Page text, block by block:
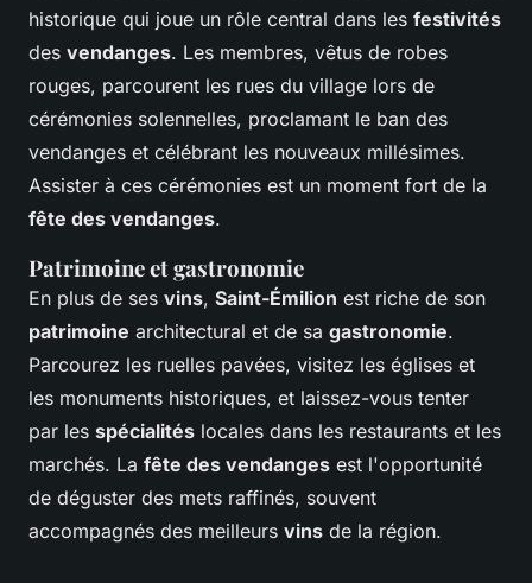
historique qui joue un rôle central dans les festivités
des vendanges. Les membres, vêtus de robes
rouges, parcourent les rues du village lors de
cérémonies solennelles, proclamant le ban des
vendanges et célébrant les nouveaux millésimes.
Assister à ces cérémonies est un moment fort de la
fête des vendanges.
Patrimoine et gastronomie
En plus de ses vins, Saint-Émilion est riche de son
patrimoine architectural et de sa gastronomie.
Parcourez les ruelles pavées, visitez les églises et
les monuments historiques, et laissez-vous tenter
par les spécialités locales dans les restaurants et les
marchés. La fête des vendanges est l'opportunité
de déguster des mets raffinés, souvent
accompagnés des meilleurs vins de la région.